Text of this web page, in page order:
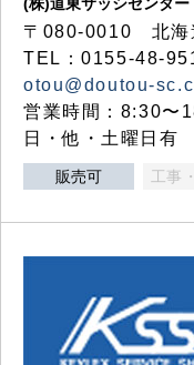
〒080-0010 北海
TEL：0155-48-
otou@doutou-
営業時間：8:30〜
日・他・土曜日有
販売可 工事